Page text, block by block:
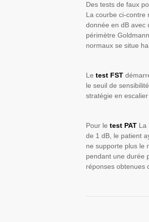
Des tests de faux
La courbe ci-contre
donnée en dB avec
périmètre
normaux se situe
Le test FST
le seuil de
stratégie en
Pour le test PAT La
de 1 dB, le patient
ne supporte plus le
pendant une durée
réponses obtenues